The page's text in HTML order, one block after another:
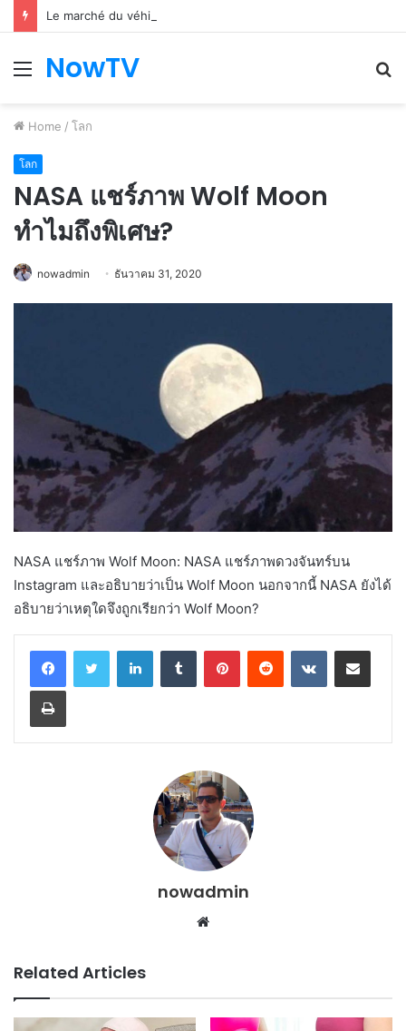
Le marché du véhicule d’occasion en plein essor
Menu
NowTV
Home / โลก
โลก
NASA แชร์ภาพ Wolf Moon
ทำไมถึงพิเศษ?
nowadmin ธันวาคม 31, 2020
NASA แชร์ภาพ Wolf Moon: NASA แชร์ภาพดวงจันทร์บน
Instagram และอธิบายว่าเป็น Wolf Moon นอกจากนี้ NASA ยังได้
อธิบายว่าเหตุใดจึงถูกเรียกว่า Wolf Moon?
LinkedInTumblr PinterestReddit VKontakteShare via Email
Print
nowadmin
Website
Related Articles